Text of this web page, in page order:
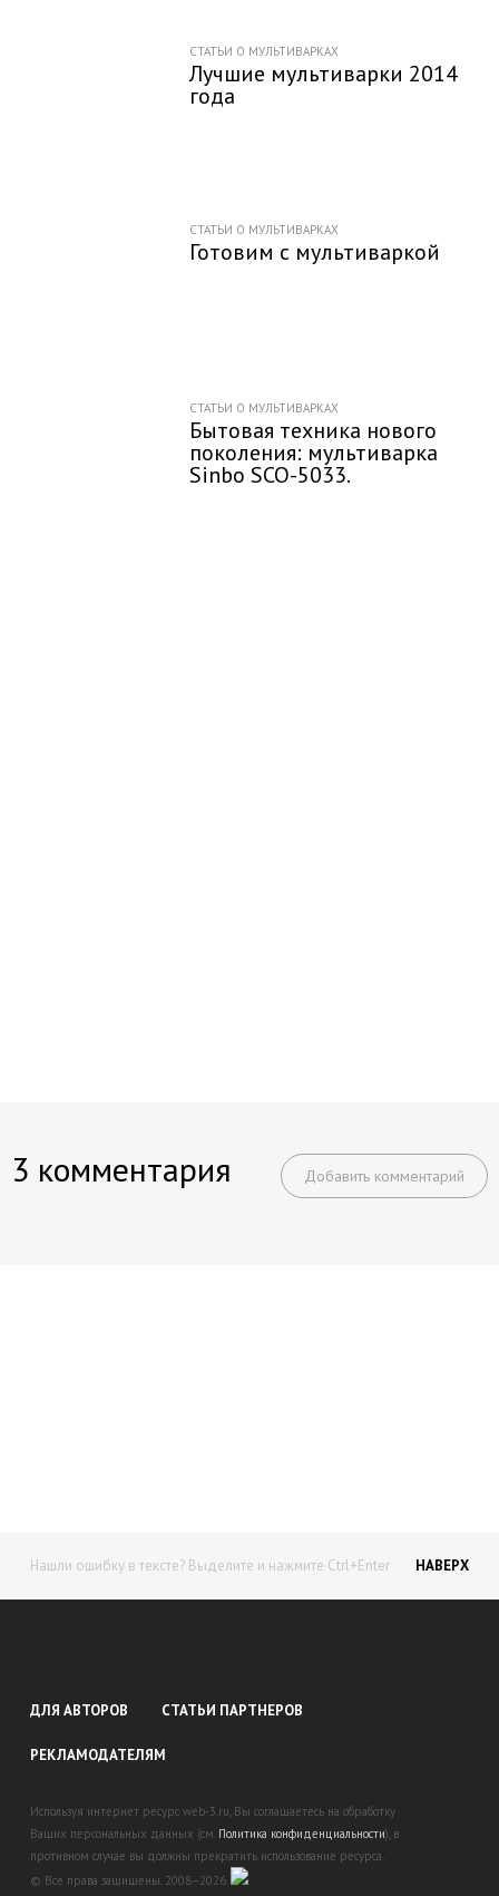
СТАТЬИ О МУЛЬТИВАРКАХ
Лучшие мультиварки 2014
года
СТАТЬИ О МУЛЬТИВАРКАХ
Готовим с мультиваркой
СТАТЬИ О МУЛЬТИВАРКАХ
Бытовая техника нового
поколения: мультиварка
Sinbo SCO-5033.
3 комментария Добавить комментарий
Нашли ошибку в тексте? Выделите и нажмите Ctrl+Enter НАВЕРХ
ДЛЯ АВТОРОВ СТАТЬИ ПАРТНЕРОВ
РЕКЛАМОДАТЕЛЯМ
Используя интернет ресурс web-3.ru, Вы соглашаетесь на обработку
Ваших персональных данных (см. Политика конфиденциальности), в
противном случае вы должны прекратить использование ресурса.
© Все права защищены. 2008–2026.